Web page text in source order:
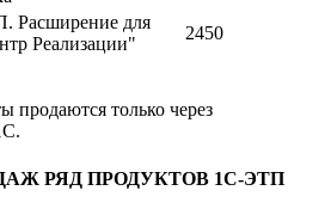
Расширение для
Реализации"
2450
продаются только через
РЯД ПРОДУКТОВ 1С-ЭТП